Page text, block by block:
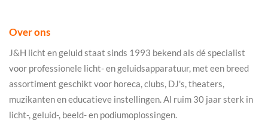
Over ons
J&H licht en geluid staat sinds 1993 bekend als dé specialist
voor professionele licht- en geluidsapparatuur, met een breed
assortiment geschikt voor horeca, clubs, DJ's, theaters,
muzikanten en educatieve instellingen. Al ruim 30 jaar sterk in
licht-, geluid-, beeld- en podiumoplossingen.